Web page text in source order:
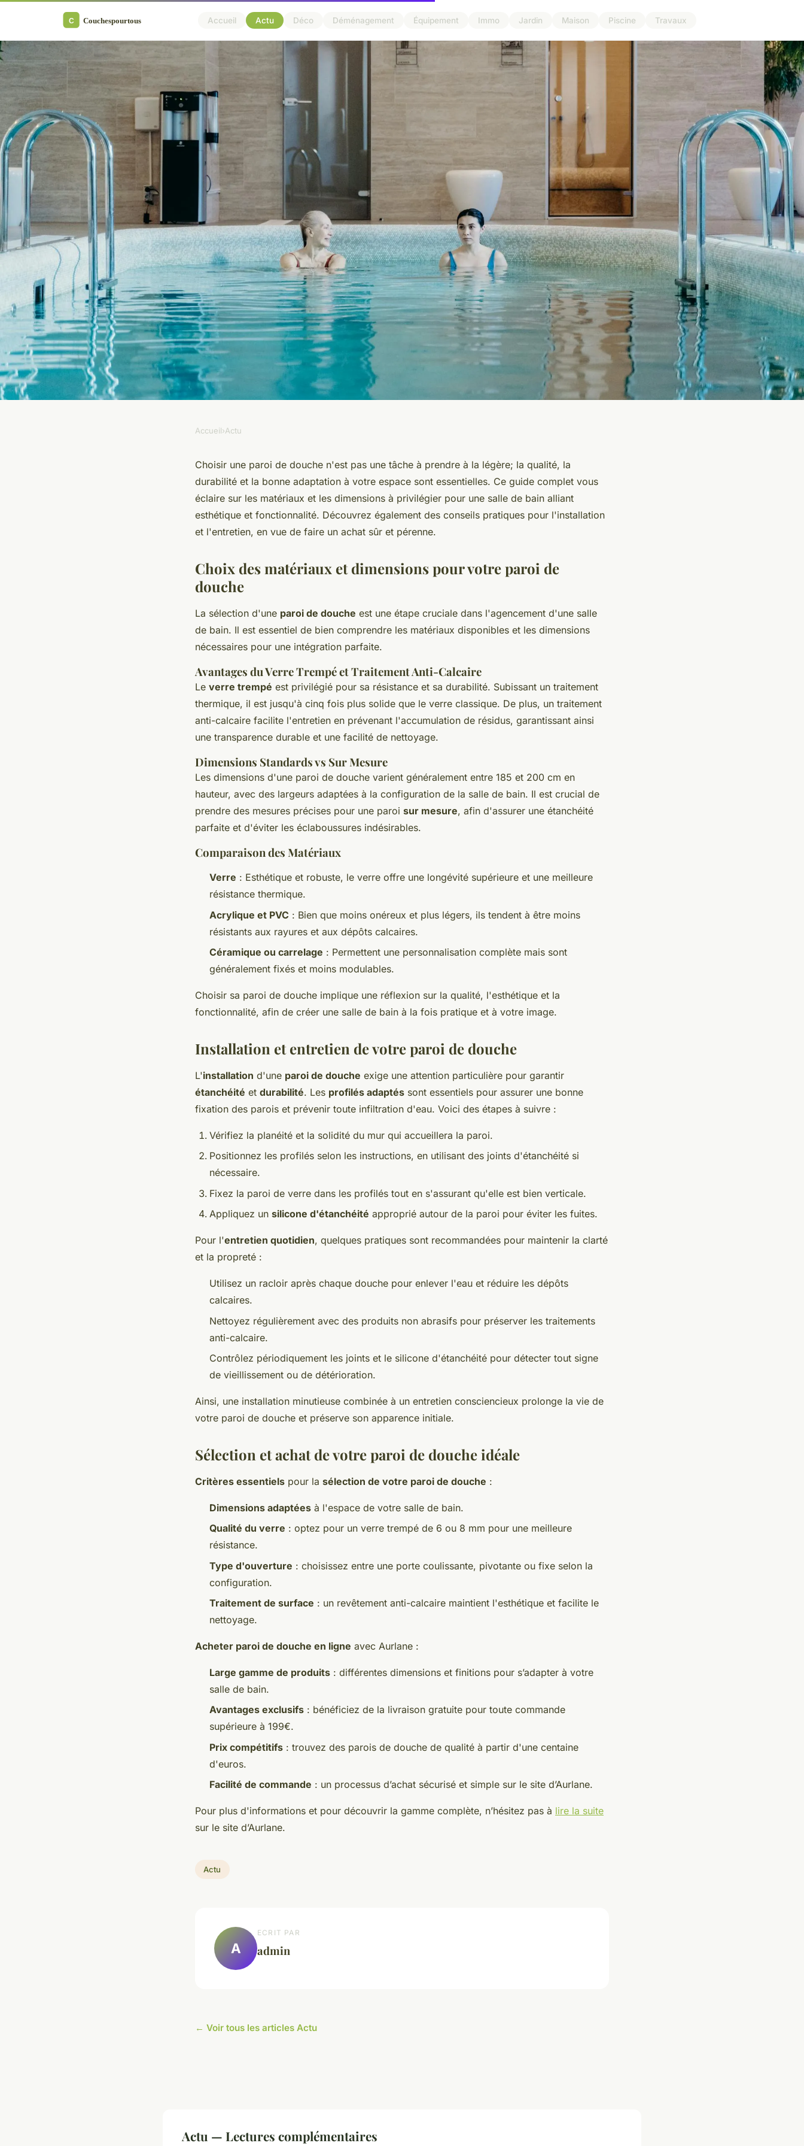
Accueil Actu Déco Déménagement Équipement Immo Jardin Maison Piscine Travaux
Acheter une paroi de douche : guide
Accueil›Actu
Choisir une paroi de douche n'est pas une tâche à prendre à la légère; la qualité, la
durabilité et la bonne adaptation à votre espace sont essentielles. Ce guide complet vous
éclaire sur les matériaux et les dimensions à privilégier pour une salle de bain alliant
esthétique et fonctionnalité. Découvrez également des conseils pratiques pour l'installation
et l'entretien, en vue de faire un achat sûr et pérenne.
Choix des matériaux et dimensions pour votre paroi de
douche
La sélection d'une paroi de douche est une étape cruciale dans l'agencement d'une salle
de bain. Il est essentiel de bien comprendre les matériaux disponibles et les dimensions
nécessaires pour une intégration parfaite.
Avantages du Verre Trempé et Traitement Anti-Calcaire
Le verre trempé est privilégié pour sa résistance et sa durabilité. Subissant un traitement
thermique, il est jusqu'à cinq fois plus solide que le verre classique. De plus, un traitement
anti-calcaire facilite l'entretien en prévenant l'accumulation de résidus, garantissant ainsi
une transparence durable et une facilité de nettoyage.
Dimensions Standards vs Sur Mesure
Les dimensions d'une paroi de douche varient généralement entre 185 et 200 cm en
hauteur, avec des largeurs adaptées à la configuration de la salle de bain. Il est crucial de
prendre des mesures précises pour une paroi sur mesure, afin d'assurer une étanchéité
parfaite et d'éviter les éclaboussures indésirables.
Comparaison des Matériaux
Verre : Esthétique et robuste, le verre offre une longévité supérieure et une meilleure
résistance thermique.
Acrylique et PVC : Bien que moins onéreux et plus légers, ils tendent à être moins
résistants aux rayures et aux dépôts calcaires.
Céramique ou carrelage : Permettent une personnalisation complète mais sont
généralement fixés et moins modulables.
Choisir sa paroi de douche implique une réflexion sur la qualité, l'esthétique et la
fonctionnalité, afin de créer une salle de bain à la fois pratique et à votre image.
Installation et entretien de votre paroi de douche
L'installation d'une paroi de douche exige une attention particulière pour garantir
étanchéité et durabilité. Les profilés adaptés sont essentiels pour assurer une bonne
fixation des parois et prévenir toute infiltration d'eau. Voici des étapes à suivre :
Vérifiez la planéité et la solidité du mur qui accueillera la paroi.
Positionnez les profilés selon les instructions, en utilisant des joints d'étanchéité si
nécessaire.
Fixez la paroi de verre dans les profilés tout en s'assurant qu'elle est bien verticale.
Appliquez un silicone d'étanchéité approprié autour de la paroi pour éviter les fuites.
Pour l'entretien quotidien, quelques pratiques sont recommandées pour maintenir la clarté
et la propreté :
Utilisez un racloir après chaque douche pour enlever l'eau et réduire les dépôts
calcaires.
Nettoyez régulièrement avec des produits non abrasifs pour préserver les traitements
anti-calcaire.
Contrôlez périodiquement les joints et le silicone d'étanchéité pour détecter tout signe
de vieillissement ou de détérioration.
Ainsi, une installation minutieuse combinée à un entretien consciencieux prolonge la vie de
votre paroi de douche et préserve son apparence initiale.
Sélection et achat de votre paroi de douche idéale
Critères essentiels pour la sélection de votre paroi de douche :
Dimensions adaptées à l'espace de votre salle de bain.
Qualité du verre : optez pour un verre trempé de 6 ou 8 mm pour une meilleure
résistance.
Type d'ouverture : choisissez entre une porte coulissante, pivotante ou fixe selon la
configuration.
Traitement de surface : un revêtement anti-calcaire maintient l'esthétique et facilite le
nettoyage.
Acheter paroi de douche en ligne avec Aurlane :
Large gamme de produits : différentes dimensions et finitions pour s’adapter à votre
salle de bain.
Avantages exclusifs : bénéficiez de la livraison gratuite pour toute commande
supérieure à 199€.
Prix compétitifs : trouvez des parois de douche de qualité à partir d'une centaine
d'euros.
Facilité de commande : un processus d’achat sécurisé et simple sur le site d’Aurlane.
Pour plus d'informations et pour découvrir la gamme complète, n’hésitez pas à lire la suite
sur le site d’Aurlane.
Actu
A
ECRIT PAR
admin
← Voir tous les articles Actu
Actu — Lectures complémentaires